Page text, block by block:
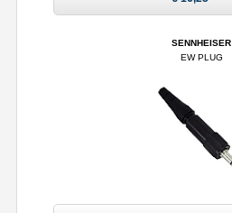
SENNHEISER
EW PLUG